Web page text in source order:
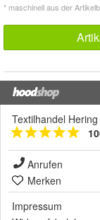
* maschinell aus der
Textilhandel Hering
Anrufen
Merken
Impressum